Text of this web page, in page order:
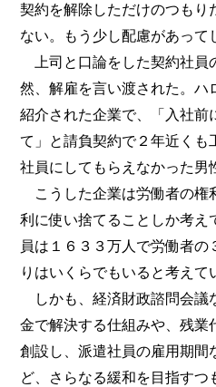
契約を解除しただけのつもり
ない。もう少し配慮があって
上司と口論をした契約社員
然、解雇を言い渡された。ハ
紹介された企業で、「入社前
て」と請負契約で２年近くも
社員にしてもらえなかった男
こうした企業は労働者の権
利に使い捨てることしか考え
員は１６３３万人で労働者の
りはいくらでもいると考えて
しかも、経済財政諮問会議
金で解決する仕組みや、残業
創設し、派遣社員の雇用期間
ど、さらなる緩和を目指すつ